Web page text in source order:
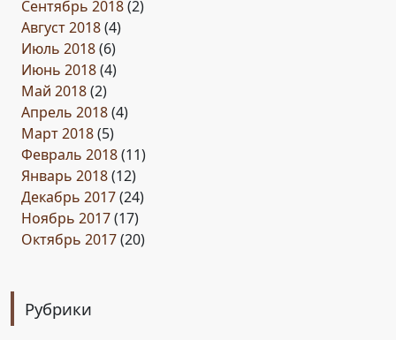
Сентябрь 2018(2)
Август 2018(4)
Июль 2018(6)
Июнь 2018(4)
Май 2018(2)
Апрель 2018(4)
Март 2018(5)
Февраль 2018(11)
Январь 2018(12)
Декабрь 2017(24)
Ноябрь 2017(17)
Октябрь 2017(20)
Рубрики